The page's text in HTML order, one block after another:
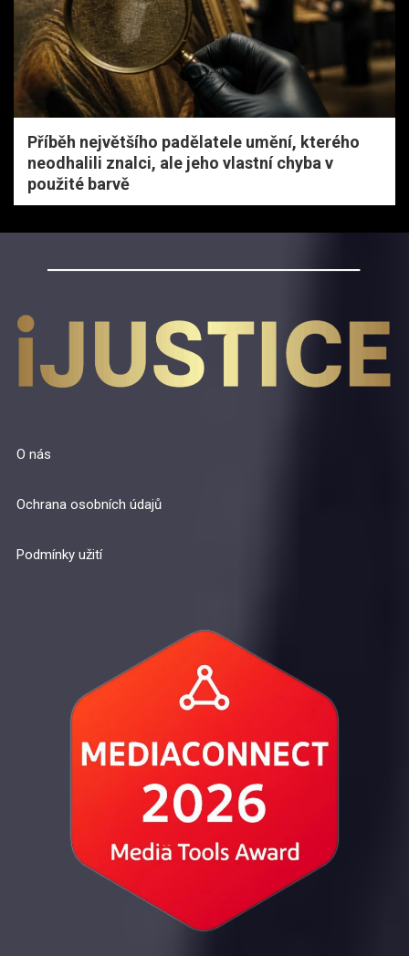
Příběh největšího padělatele umění, kterého
neodhalili znalci, ale jeho vlastní chyba v
použité barvě
O nás
Ochrana osobních údajů
Podmínky užití